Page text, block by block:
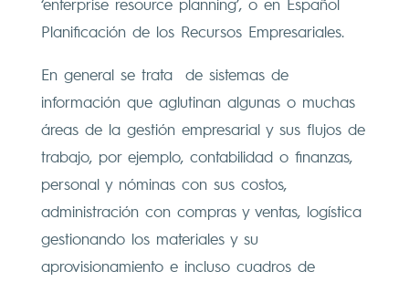
‘enterprise resource planning’, o en Español
Planificación de los Recursos Empresariales.
En general se trata de sistemas de
información que aglutinan algunas o muchas
áreas de la gestión empresarial y sus flujos de
trabajo, por ejemplo, contabilidad o finanzas,
personal y nóminas con sus costos,
administración con compras y ventas, logística
gestionando los materiales y su
aprovisionamiento e incluso cuadros de